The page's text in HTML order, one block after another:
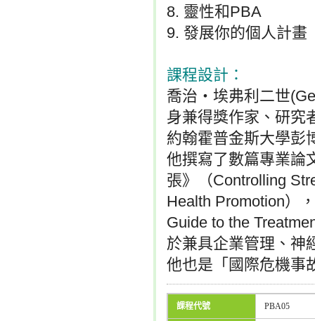
8. 靈性和PBA
9. 發展你的個人計畫
課程設計：
喬治‧埃弗利二世
身兼得獎作家、研究
約翰霍普金斯大學彭
他撰寫了數篇專業論
張》（Controlling
Health Promotion）
Guide to the
於兼具企業管理、神
他也是「國際危機事
課程代號 PBA05